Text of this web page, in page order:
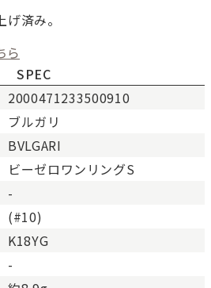
済み。
ら
未使用 展示品などの未使用品。
ランク 未使用同様品。数回使用
Aランク
ランク
Bランク 一般的な使用感があり、傷
ランク
SPEC
2000471233500910
ブルガリ
BVLGARI
ビーゼロワンリングS
-
(#10)
K18YG
-